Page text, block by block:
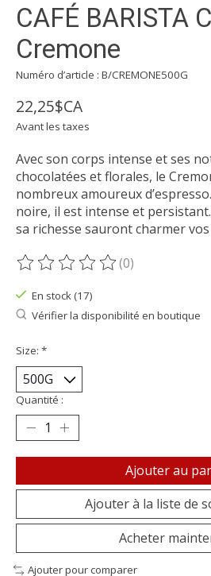
CAFÉ BARISTA
Cremone
Numéro d’article : B/CREMONE500G
22,25$CA
Avant les taxes
Avec son corps intense et ses
chocolatées et florales, le
nombreux amoureux
noire, il est intense et
sa richesse sauront charmer
Ce produit est évalué à
(0)
En stock (17)
Vérifier la disponibilité en boutique
Size: *
Quantité :
Ajouter au
Ajouter à la liste de
Acheter
Ajouter pour comparer